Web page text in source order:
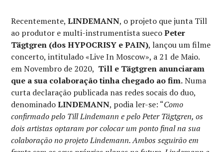
Recentemente,LINDEMANN, o projeto que junta Till
ao produtor e multi-instrumentista suecoPeter
Tägtgren (dos HYPOCRISY e PAIN), lançou um filme
concerto, intitulado «Live In Moscow», a 21 de Maio.
em Novembro de 2020, Till e Tägtgren anunciaram
que a sua colaboração tinha chegado ao fim.Numa
curta declaração publicada nas redes socais do duo,
denominadoLINDEMANN, podia ler-se: “Como
confirmado pelo Till Lindemann e pelo Peter Tägtgren, os
dois artistas optaram por colocar um ponto final na sua
colaboração no projeto Lindemann. Ambos seguirão em